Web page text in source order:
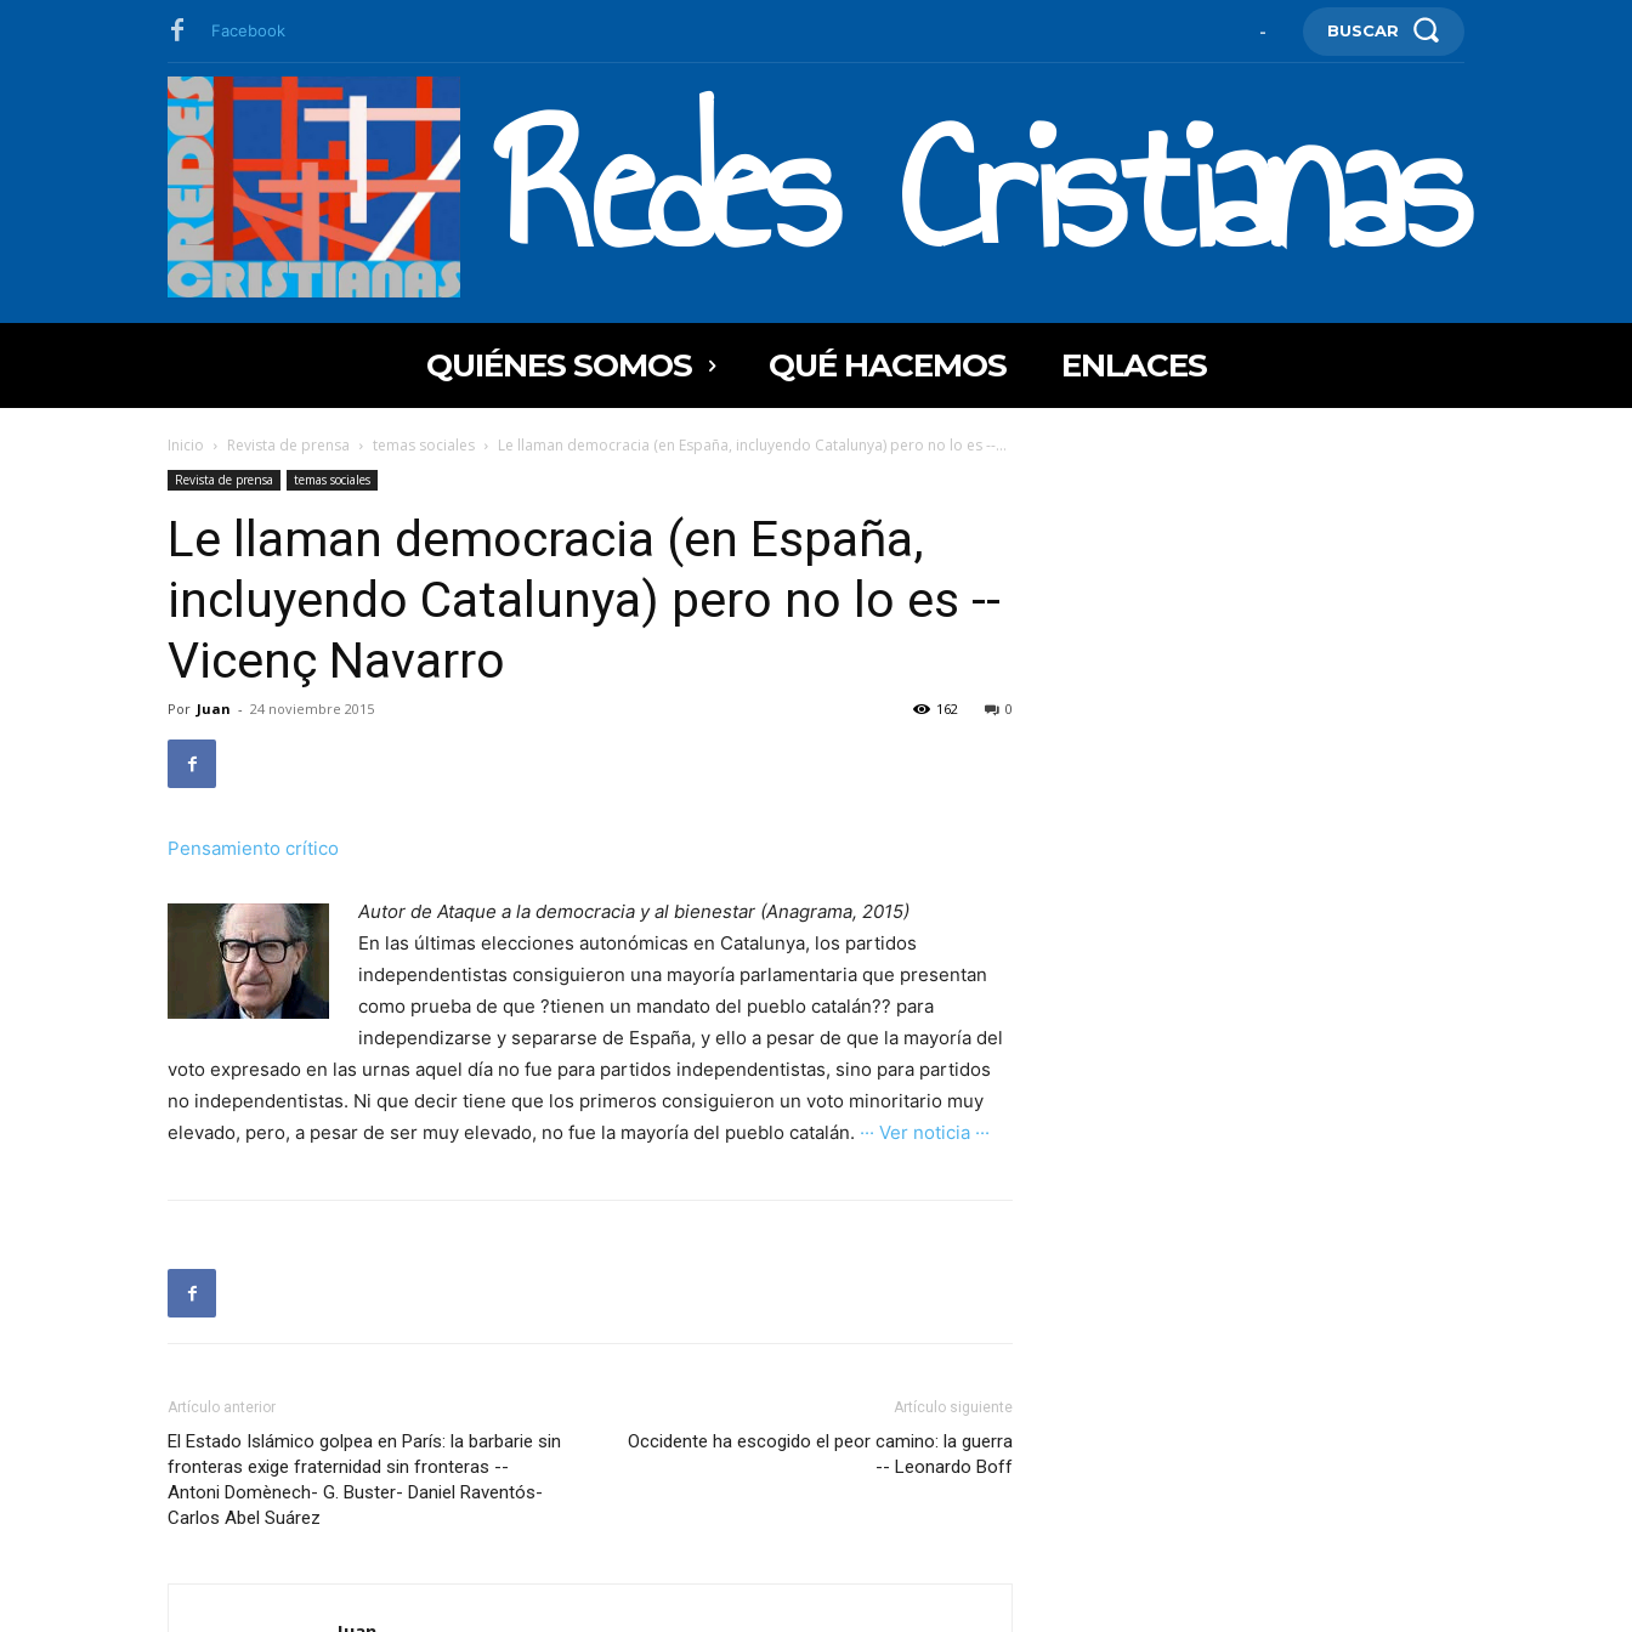
Facebook - BUSCAR
Redes Cristianas
QUIÉNES SOMOS QUÉ HACEMOS ENLACES
Inicio Revista de prensa temas sociales Le llaman democracia (en España, incluyendo Catalunya) pero no lo es --...
Revista de prensa temas sociales
Le llaman democracia (en España,
incluyendo Catalunya) pero no lo es --
Vicenç Navarro
Por Juan - 24 noviembre 2015 0
162
Pensamiento crítico
Autor de Ataque a la democracia y al bienestar (Anagrama, 2015)
En las últimas elecciones autonómicas en Catalunya, los partidos
independentistas consiguieron una mayoría parlamentaria que presentan
como prueba de que ?tienen un mandato del pueblo catalán?? para
independizarse y separarse de España, y ello a pesar de que la mayoría del
voto expresado en las urnas aquel día no fue para partidos independentistas, sino para partidos
no independentistas. Ni que decir tiene que los primeros consiguieron un voto minoritario muy
elevado, pero, a pesar de ser muy elevado, no fue la mayoría del pueblo catalán. ··· Ver noticia ···
Artículo anterior
El Estado Islámico golpea en París: la barbarie sin
fronteras exige fraternidad sin fronteras --
Antoni Domènech- G. Buster- Daniel Raventós-
Carlos Abel Suárez
Artículo siguiente
Occidente ha escogido el peor camino: la guerra
-- Leonardo Boff